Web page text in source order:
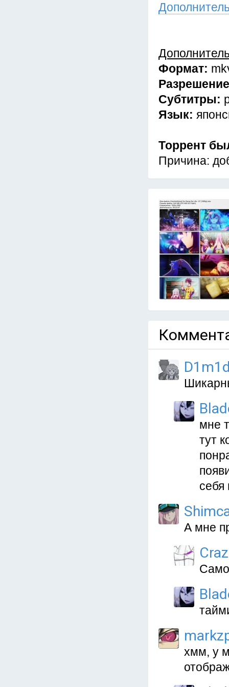
Формат:
Субтитры:
Язык:
Торрент
Причина:
мне
тут
себя
А мне
хмм, у